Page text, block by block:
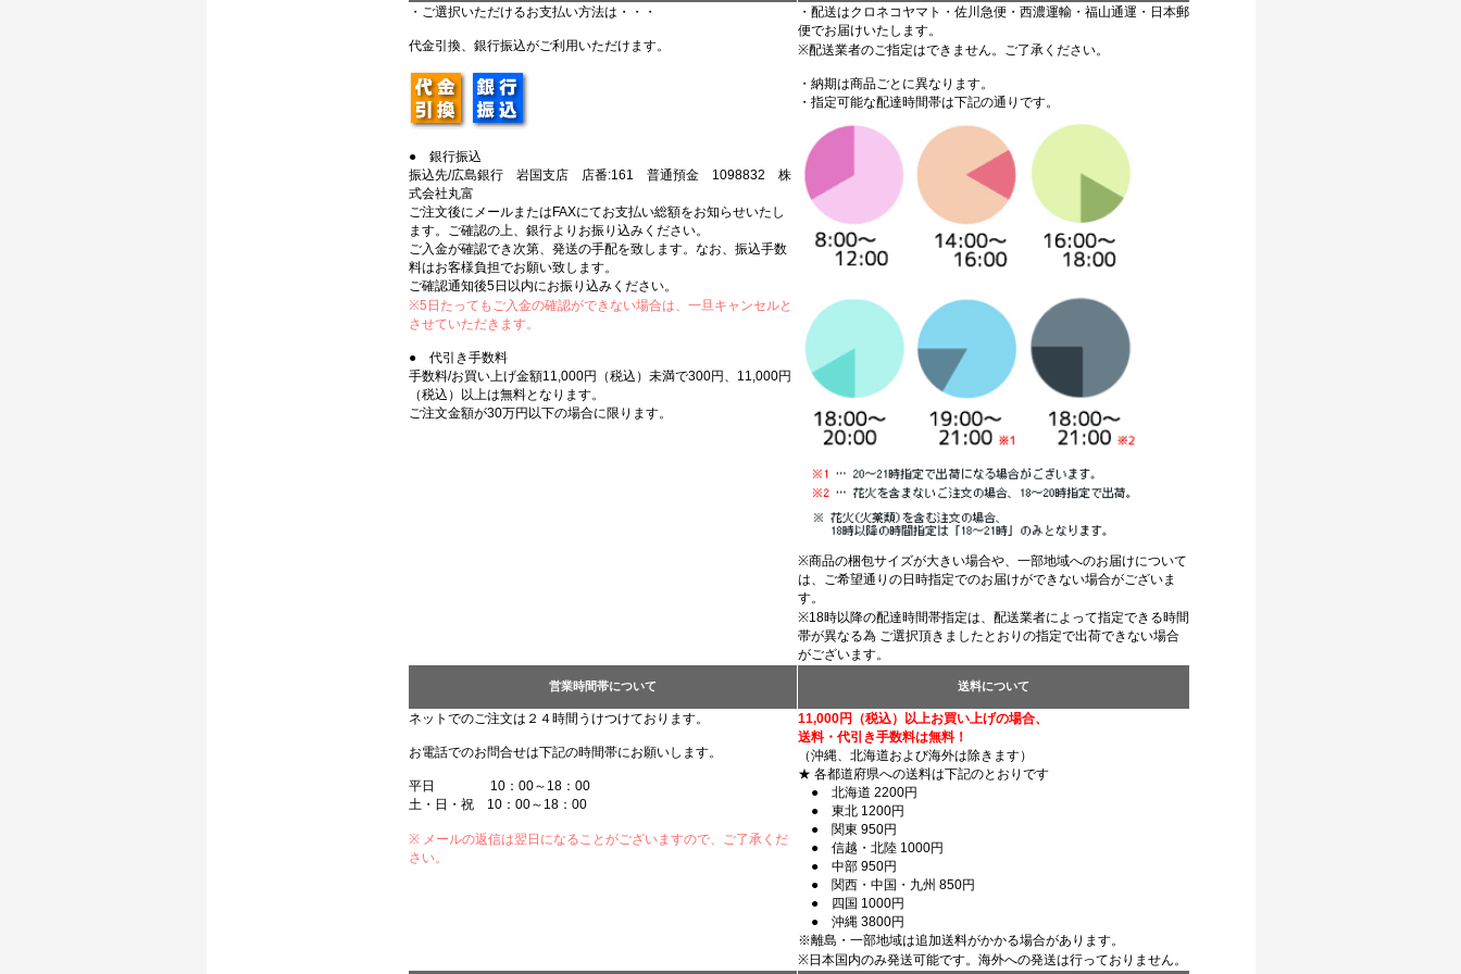
・ご選択いただけるお支払い方法は・・・
代金引換、銀行振込がご利用いただけます。
● 銀行振込
振込先/広島銀行 岩国支店 店番:161 普通預金 1098832 株
式会社丸富
ご注文後にメールまたはFAXにてお支払い総額をお知らせいたし
ます。ご確認の上、銀行よりお振り込みください。
ご入金が確認でき次第、発送の手配を致します。なお、振込手数
料はお客様負担でお願い致します。
ご確認通知後5日以内にお振り込みください。
※5日たってもご入金の確認ができない場合は、一旦キャンセルと
させていただきます。
● 代引き手数料
手数料/お買い上げ金額11,000円（税込）未満で300円、11,000円
（税込）以上は無料となります。
ご注文金額が30万円以下の場合に限ります。
・配送はクロネコヤマト・佐川急便・西濃運輸・福山通運・日本郵
便でお届けいたします。
※配送業者のご指定はできません。ご了承ください。
・納期は商品ごとに異なります。
・指定可能な配達時間帯は下記の通りです。
※商品の梱包サイズが大きい場合や、一部地域へのお届けについて
は、ご希望通りの日時指定でのお届けができない場合がございま
す。
※18時以降の配達時間帯指定は、配送業者によって指定できる時間
帯が異なる為 ご選択頂きましたとおりの指定で出荷できない場合
がございます。
営業時間帯について 送料について
ネットでのご注文は２４時間うけつけております。
お電話でのお問合せは下記の時間帯にお願いします。
平日 10：00～18：00
土・日・祝 10：00～18：00
※ メールの返信は翌日になることがございますので、ご了承くだ
さい。
11,000円（税込）以上お買い上げの場合、
送料・代引き手数料は無料！
（沖縄、北海道および海外は除きます）
★ 各都道府県への送料は下記のとおりです
● 北海道 2200円
● 東北 1200円
● 関東 950円
● 信越・北陸 1000円
● 中部 950円
● 関西・中国・九州 850円
● 四国 1000円
● 沖縄 3800円
※離島・一部地域は追加送料がかかる場合があります。
※日本国内のみ発送可能です。海外への発送は行っておりません。